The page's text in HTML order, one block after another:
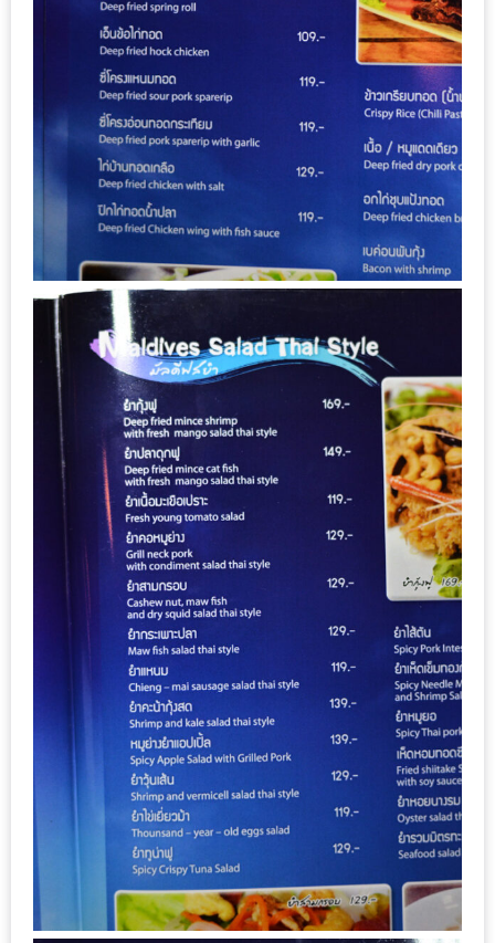
200
บาท
เบาะแส
ความ
อร่อย
รอย
น้า
อ้วน
ชวน
หิว
ติดต่อ
น้า
อ้วน
ติดต่อ
น้า
อ้วน
น้า
อ้วน
ชวน
นโยบาย
ความ
เป็น
ส่วน